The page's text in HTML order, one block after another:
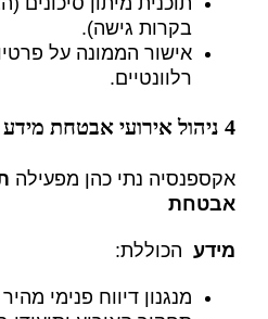
בקרות גישה).
אישור הממונה על
רלוונטיים.
4 ניהול אירועי אבטחת מידע
אקספנסיה נתי כהן מפעילה
אבטחת
מידע הכוללת:
מנגנון דיווח פנימי מהיר 24(שעות מרגע גילוי).